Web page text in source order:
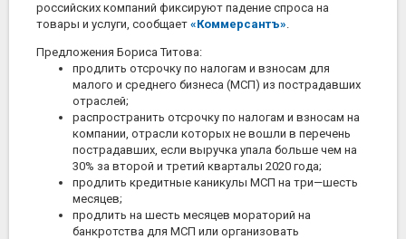
российских компаний фиксируют падение спроса на
товары и услуги, сообщает «Коммерсантъ».
Предложения Бориса Титова:
продлить отсрочку по налогам и взносам для
малого и среднего бизнеса (МСП) из пострадавших
отраслей;
распространить отсрочку по налогам и взносам на
компании, отрасли которых не вошли в перечень
пострадавших, если выручка упала больше чем на
30% за второй и третий кварталы 2020 года;
продлить кредитные каникулы МСП на три—шесть
месяцев;
продлить на шесть месяцев мораторий на
банкротства для МСП или организовать